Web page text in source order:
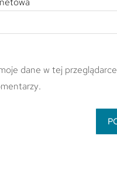
dane w tej